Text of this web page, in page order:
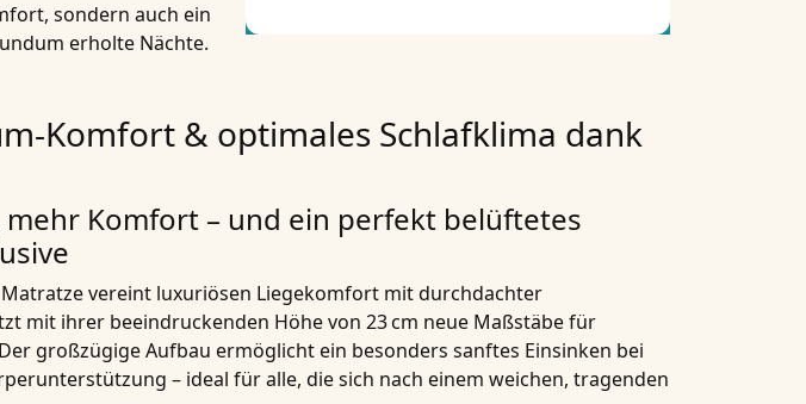
sondern auch ein
erholte Nächte.
Komfort & optimales Schlafklima dank
mehr Komfort – und ein perfekt belüftetes
vereint luxuriösen Liegekomfort mit durchdachter
mit ihrer beeindruckenden Höhe von 23 cm neue Maßstäbe für
großzügige Aufbau ermöglicht ein besonders sanftes Einsinken bei
– ideal für alle, die sich nach einem weichen, tragenden